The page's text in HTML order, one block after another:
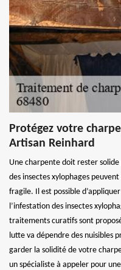
Protégez votre
Artisan Reinhard
Une charpente doit rester
des insectes xylophages
fragile. Il est possible
l’infestation des insectes
traitements curatifs sont
lutte va dépendre des nuisibles
garder la solidité de votre
un spécialiste à appeler pour